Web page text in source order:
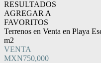
RESULTADOS
AGREGAR A
FAVORITOS
Terrenos en Venta en Playa
m2
VENTA
MXN750,000